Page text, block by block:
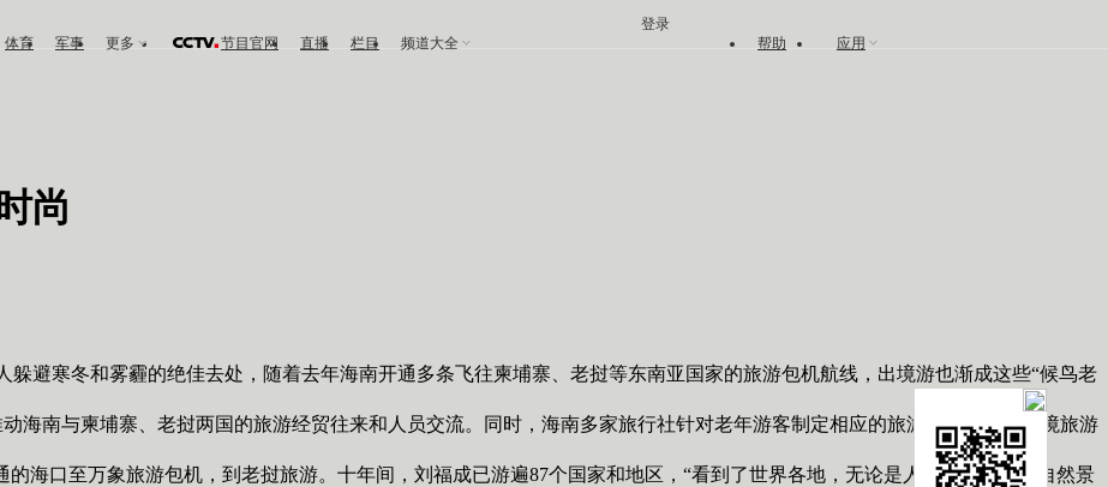
体育 军事 更多 节目官网 直播 栏目 频道大全 帮助 应用
登录
尚
寒冬和雾霾的绝佳去处，随着去年海南开通多条飞往柬埔寨、老挝等东南亚国家的旅游包机航线，出境游也渐成这些“候鸟老
南与柬埔寨、老挝两国的旅游经贸往来和人员交流。同时，海南多家旅行社针对老年游客制定相应的旅游线路，使得出境旅游
口至万象旅游包机，到老挝旅游。十年间，刘福成已游遍87个国家和地区，“看到了世界各地，无论是人文景观、还是自然景